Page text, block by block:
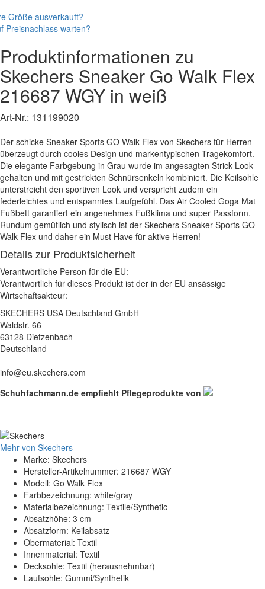
Größe ausverkauft?
Preisnachlass warten?
Produktinformationen zu
Skechers Sneaker Go Walk Flex
216687 WGY in weiß
Art-Nr.: 131199020
Der schicke Sneaker Sports GO Walk Flex von Skechers für Herren
überzeugt durch cooles Design und markentypischen Tragekomfort.
Die elegante Farbgebung in Grau wurde im angesagten Strick Look
gehalten und mit gestrickten Schnürsenkeln kombiniert. Die Keilsohle
unterstreicht den sportiven Look und verspricht zudem ein
federleichtes und entspanntes Laufgefühl. Das Air Cooled Goga Mat
Fußbett garantiert ein angenehmes Fußklima und super Passform.
Rundum gemütlich und stylisch ist der Skechers Sneaker Sports GO
Walk Flex und daher ein Must Have für aktive Herren!
Details zur Produktsicherheit
Verantwortliche Person für die EU:
Verantwortlich für dieses Produkt ist der in der EU ansässige
Wirtschaftsakteur:
SKECHERS USA Deutschland GmbH
Waldstr. 66
63128 Dietzenbach
Deutschland
info@eu.skechers.com
Schuhfachmann.de empfiehlt Pflegeprodukte von
Mehr von Skechers
Marke: Skechers
Hersteller-Artikelnummer: 216687 WGY
Modell: Go Walk Flex
Farbbezeichnung: white/gray
Materialbezeichnung: Textile/Synthetic
Absatzhöhe: 3 cm
Absatzform: Keilabsatz
Obermaterial: Textil
Innenmaterial: Textil
Decksohle: Textil (herausnehmbar)
Laufsohle: Gummi/Synthetik